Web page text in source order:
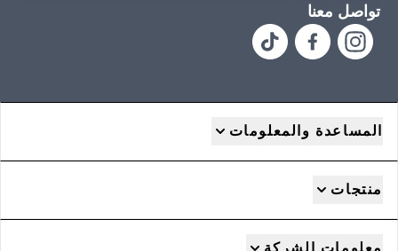
تواصل معنا
المساعدة والمعلومات
منتجات
معلومات الشركة